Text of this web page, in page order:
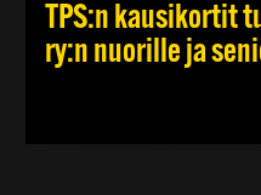
TPS:n kausikortit
ry:n nuorille ja